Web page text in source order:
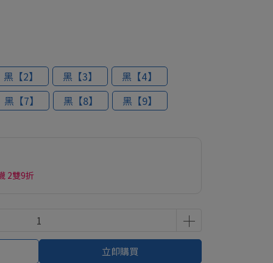
黑【2】 黑【3】
黑【4】
黑【7】
黑【8】 黑【9】
2雙9折
立即購買